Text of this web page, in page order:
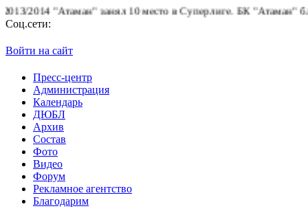
"Атаман" занял 10 место в Суперлиге.БК "Атаман"
Соц.сети:
Войти на сайт
Пресс-центр
Администрация
Календарь
ДЮБЛ
Архив
Состав
Фото
Видео
Форум
Рекламное агентство
Благодарим